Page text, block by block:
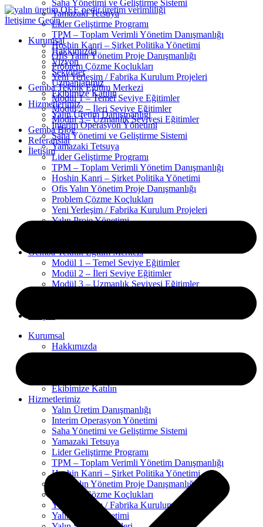
İletişime Geçin
Kurumsal
Hakkımızda
Vizyon
Sektörler
Uzmanlarımız
Ekibimize Katılın
Hizmetlerimiz
Yalın Üretim Danışmanlığı
Interim Operasyon Yönetimi
Saha Yönetimi ve Geliştirme Sistemi
Yamazaki Tetsuya
Lider Geliştirme Programı
TPM – Toplam Verimli Yönetim Danışmanlığı
Hoshin Kanri – Şirket Politika Yönetimi
Ofis Yalın Yönetim Proje Danışmanlığı
Problem Çözme Koçlukları
Yeni Yerleşim / Fabrika Kurulum Projeleri
Yalın Proje Yönetimi
Gemba Teknik Eğitim Merkezi
Modül 1 – Temel Seviye Eğitimler
Modül 2 – İleri Seviye Eğitimler
Modül 3 – Uzmanlık Seviyesi Eğitimler
Kurumsal
Hakkımızda
Ekibimize Katılın
Hizmetlerimiz
Yalın Üretim Danışmanlığı
Interim Operasyon Yönetimi
Saha Yönetimi ve Geliştirme Sistemi
Yamazaki Tetsuya
Lider Geliştirme Programı
TPM – Toplam Verimli Yönetim Danışmanlığı
Hoshin Kanri – Şirket Politika Yönetimi
Ofis Yalın Yönetim Proje Danışmanlığı
Problem Çözme Koçlukları
Yeni Yerleşim / Fabrika Kurulum Projeleri
Yalın Proje Yönetimi
Saha Yönetimi ve Geliştirme Sistemi
Yamazaki Tetsuya
Lider Geliştirme Programı
TPM – Toplam Verimli Yönetim Danışmanlığı
Hoshin Kanri – Şirket Politika Yönetimi
Ofis Yalın Yönetim Proje Danışmanlığı
Problem Çözme Koçlukları
Yeni Yerleşim / Fabrika Kurulum Projeleri
Gemba Teknik Eğitim Merkezi
Modül 1 – Temel Seviye Eğitimler
Modül 2 – İleri Seviye Eğitimler
Modül 3 – Uzmanlık Seviyesi Eğitimler
Gemba Blog
Referanslar
İletişim